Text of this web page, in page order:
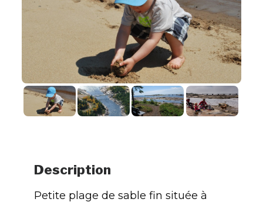
Description
Petite plage de sable fin située à